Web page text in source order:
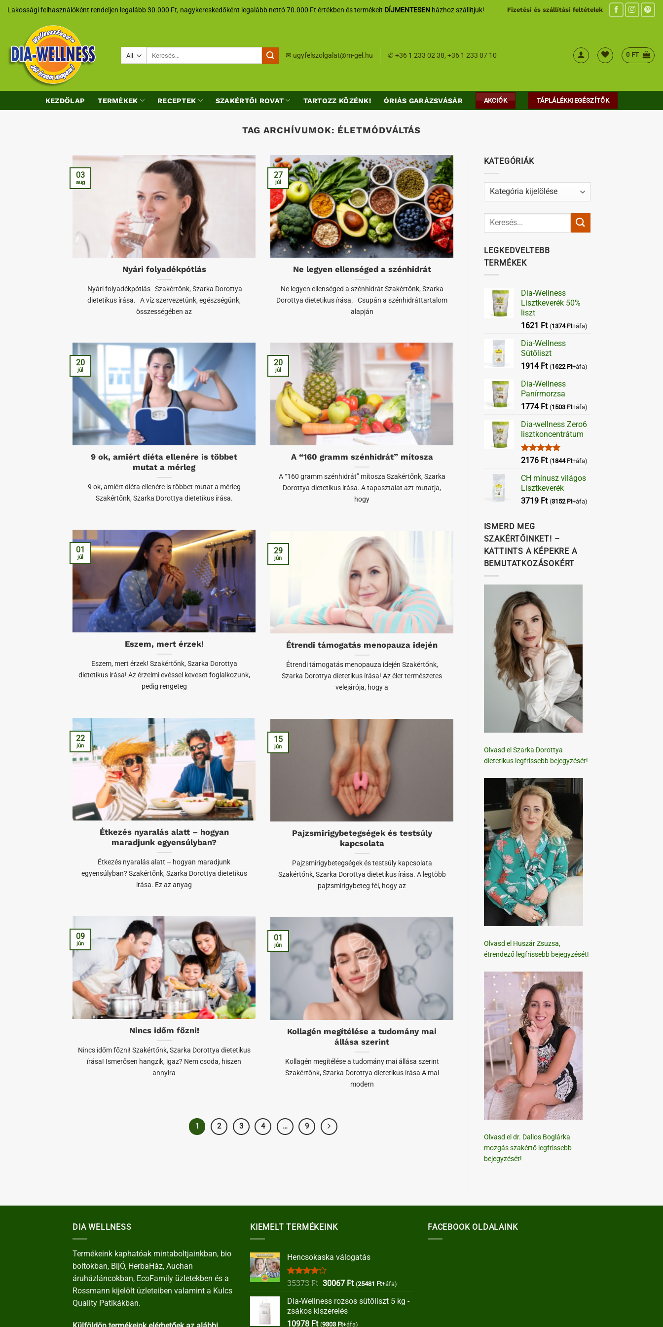
SkipLakossági felhasználóként rendeljen legalább 30.000 Ft, nagykereskedőként legalább nettó 70.000 Ft értékben és termékeit DÍJMENTESEN házhoz szállítjuk! Fizetési és szállítási feltételek
✉ ugyfelszolgalat@m-gel.hu ✆+36 1 233 02 38,+36 1 233 07 10 0 FT
KEZDŐLAP TERMÉKEK RECEPTEK SZAKÉRTŐI ROVAT TARTOZZ KÖZÉNK! ÓRIÁS GARÁZSVÁSÁR AKCIÓK TÁPLÁLÉKKIEGÉSZÍTŐK
TAG ARCHÍVUMOK: ÉLETMÓDVÁLTÁS
Nyári folyadékpótlás
Nyári folyadékpótlás Szakértőnk, Szarka Dorottya
dietetikus írása. A víz szervezetünk, egészségünk,
összességében az
03
aug
Ne legyen ellenséged a szénhidrát
Ne legyen ellenséged a szénhidrát Szakértőnk, Szarka
Dorottya dietetikus írása. Csupán a szénhidráttartalom
alapján
27
júl
9 ok, amiért diéta ellenére is többet
mutat a mérleg
9 ok, amiért diéta ellenére is többet mutat a mérleg
Szakértőnk, Szarka Dorottya dietetikus írása.
20
júl
A “160 gramm szénhidrát” mítosza
A “160 gramm szénhidrát” mítosza Szakértőnk, Szarka
Dorottya dietetikus írása. A tapasztalat azt mutatja,
hogy
20
júl
Eszem, mert érzek!
Eszem, mert érzek! Szakértőnk, Szarka Dorottya
dietetikus írása! Az érzelmi evéssel keveset foglalkozunk,
pedig rengeteg
01
júl
Étrendi támogatás menopauza idején
Étrendi támogatás menopauza idején Szakértőnk,
Szarka Dorottya dietetikus írása! Az élet természetes
velejárója, hogy a
29
jún
Étkezés nyaralás alatt – hogyan
maradjunk egyensúlyban?
Étkezés nyaralás alatt – hogyan maradjunk
egyensúlyban? Szakértőnk, Szarka Dorottya dietetikus
írása. Ez az anyag
22
jún
Pajzsmirigybetegségek és testsúly
kapcsolata
Pajzsmirigybetegségek és testsúly kapcsolata
Szakértőnk, Szarka Dorottya dietetikus írása. A legtöbb
pajzsmirigybeteg fél, hogy az
15
jún
Nincs időm főzni!
Nincs időm főzni! Szakértőnk, Szarka Dorottya dietetikus
írása! Ismerősen hangzik, igaz? Nem csoda, hiszen
annyira
09
jún
Kollagén megítélése a tudomány mai
állása szerint
Kollagén megítélése a tudomány mai állása szerint
Szakértőnk, Szarka Dorottya dietetikus írása A mai
modern
01
jún
1 2 3 4 … 9
KATEGÓRIÁK
Kategóriák
LEGKEDVELTEBB
TERMÉKEK
Dia-Wellness
Lisztkeverék 50%
liszt
1621 Ft (1374 Ft+áfa)
Dia-Wellness
Sütőliszt
1914 Ft (1622 Ft+áfa)
Dia-Wellness
Panírmorzsa
1774 Ft (1503 Ft+áfa)
Dia-wellness Zero6
lisztkoncentrátum
Értékelés:
2176 Ft (1844 Ft+áfa)
CH mínusz világos
Lisztkeverék
3719 Ft (3152 Ft+áfa)
ISMERD MEG
SZAKÉRTŐINKET! –
KATTINTS A KÉPEKRE A
BEMUTATKOZÁSOKÉRT
Olvasd el Szarka Dorottya
dietetikus legfrissebb bejegyzését!
Olvasd el Huszár Zsuzsa,
étrendező legfrissebb bejegyzését!
Olvasd el dr. Dallos Boglárka
mozgás szakértő legfrissebb
bejegyzését!
DIA WELLNESS
Termékeink kaphatóak mintaboltjainkban, bio
boltokban, BijÓ, HerbaHáz, Auchan
áruházláncokban, EcoFamily üzletekben és a
Rossmann kijelölt üzleteiben valamint a Kulcs
Quality Patikákban.
KIEMELT TERMÉKEINK
Hencsokaska válogatás
Értékelés:
35373Ft Original
was:
35373 Ft.
30067 FtCurrent
is:
(25481 Ft+áfa)
Dia-Wellness rozsos sütőliszt 5 kg -
zsákos kiszerelés
10978 Ft (9303 Ft+áfa)
FACEBOOK OLDALAINK